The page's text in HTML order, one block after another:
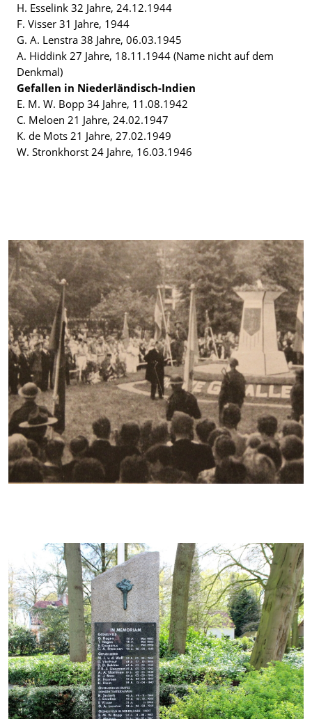
H. Esselink 32 Jahre, 24.12.1944
F. Visser 31 Jahre, 1944
G. A. Lenstra 38 Jahre, 06.03.1945
A. Hiddink 27 Jahre, 18.11.1944 (Name nicht auf dem
Denkmal)
Gefallen in Niederländisch-Indien
E. M. W. Bopp 34 Jahre, 11.08.1942
C. Meloen 21 Jahre, 24.02.1947
K. de Mots 21 Jahre, 27.02.1949
W. Stronkhorst 24 Jahre, 16.03.1946